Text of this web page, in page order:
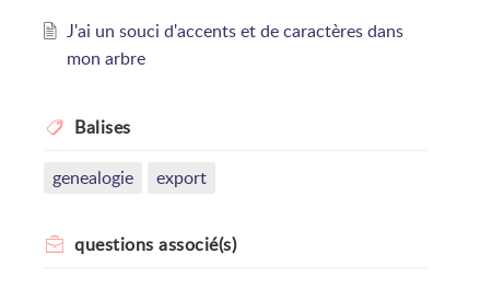
J'ai un souci d'accents et de caractères dans
mon arbre
Balises
genealogie export
questions associé(s)